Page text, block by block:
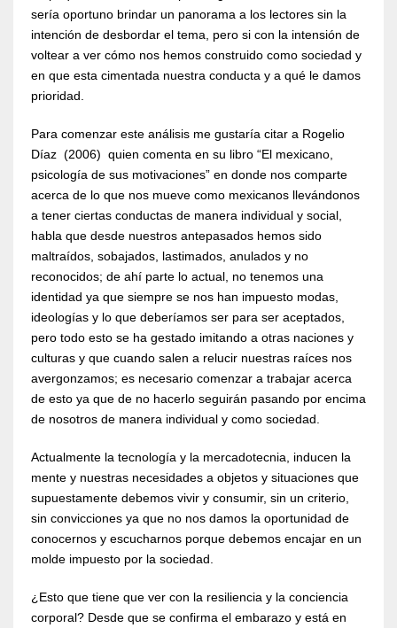
sería oportuno brindar un panorama a los lectores sin la
intención de desbordar el tema, pero si con la intensión de
voltear a ver cómo nos hemos construido como sociedad y
en que esta cimentada nuestra conducta y a qué le damos
prioridad.
Para comenzar este análisis me gustaría citar a Rogelio
Díaz (2006) quien comenta en su libro “El mexicano,
psicología de sus motivaciones” en donde nos comparte
acerca de lo que nos mueve como mexicanos llevándonos
a tener ciertas conductas de manera individual y social,
habla que desde nuestros antepasados hemos sido
maltraídos, sobajados, lastimados, anulados y no
reconocidos; de ahí parte lo actual, no tenemos una
identidad ya que siempre se nos han impuesto modas,
ideologías y lo que deberíamos ser para ser aceptados,
pero todo esto se ha gestado imitando a otras naciones y
culturas y que cuando salen a relucir nuestras raíces nos
avergonzamos; es necesario comenzar a trabajar acerca
de esto ya que de no hacerlo seguirán pasando por encima
de nosotros de manera individual y como sociedad.
Actualmente la tecnología y la mercadotecnia, inducen la
mente y nuestras necesidades a objetos y situaciones que
supuestamente debemos vivir y consumir, sin un criterio,
sin convicciones ya que no nos damos la oportunidad de
conocernos y escucharnos porque debemos encajar en un
molde impuesto por la sociedad.
¿Esto que tiene que ver con la resiliencia y la conciencia
corporal? Desde que se confirma el embarazo y está en